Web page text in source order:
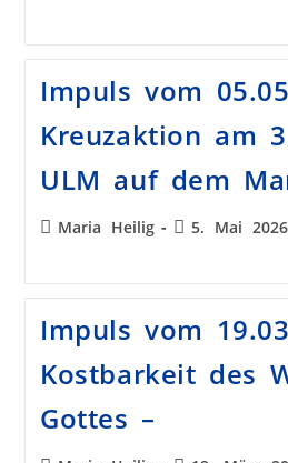
Impuls vom
Kreuzaktion am
ULM auf dem
Maria Heilig 5. Mai 2026
Impuls vom
Kostbarkeit des
Gottes –